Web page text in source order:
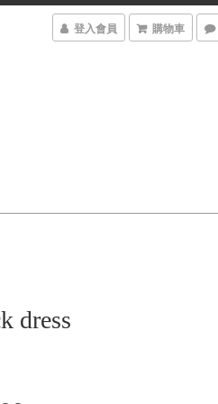
登入會員 購物車
dress